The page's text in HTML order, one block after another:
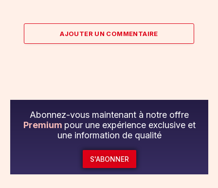
AJOUTER UN COMMENTAIRE
Abonnez-vous maintenant à notre offre
Premium pour une expérience exclusive et
une information de qualité
S'ABONNER